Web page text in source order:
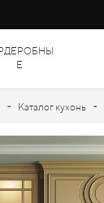
Е
- Каталог кухонь -